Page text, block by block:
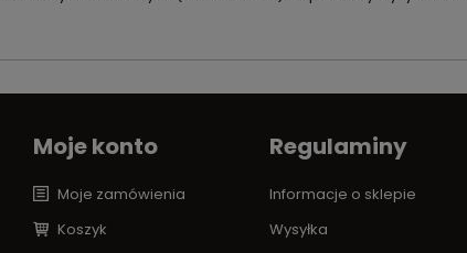
Moje konto
Moje zamówienia
Koszyk
Regulaminy
Informacje o sklepie
Wysyłka